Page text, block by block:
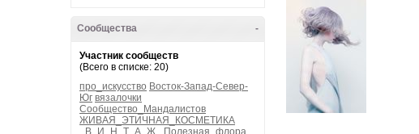
-
Сообщества
Участник сообществ
(Всего в списке: 20)
про_искусство Восток-Запад-Север-
Юг вязалочки
Сообщество_Мандалистов
ЖИВАЯ_ЭТИЧНАЯ_КОСМЕТИКА
_В_И_Н_Т_А_Ж_
Полезная_флора